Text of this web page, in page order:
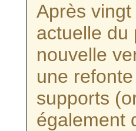
Après
actuelle du
nouvelle
une
supports
également